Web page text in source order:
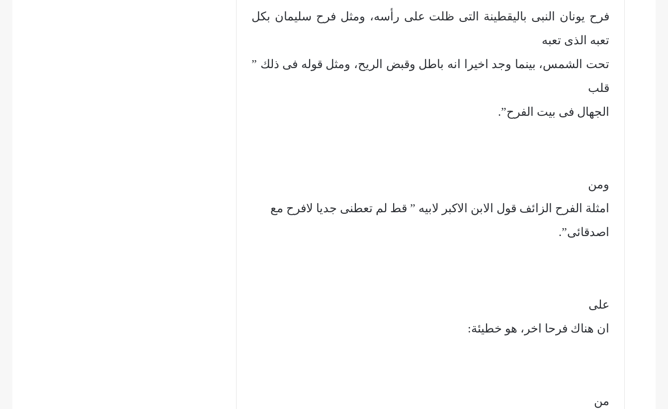
فرح يونان النبى باليقطينة التى ظلت على رأسه، ومثل فرح سليمان بكل
تعبه الذى تعبه
تحت الشمس، بينما وجد اخيرا انه باطل وقبض الريح، ومثل قوله فى ذلك ”
قلب
الجهال فى بيت الفرح”.
ومن
امثلة الفرح الزائف قول الابن الاكبر لابيه ” قط لم تعطنى جديا لافرح مع
اصدقائى”.
على
ان هناك فرحا اخر، هو خطيئة:
من